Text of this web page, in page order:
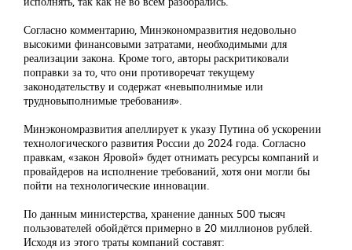
Согласно комментарию, Минэкономразвития недовольно
высокими финансовыми затратами, необходимыми для
реализации закона. Кроме того, авторы раскритиковали
поправки за то, что они противоречат текущему
законодательству и содержат «невыполнимые или
трудновыполнимые требования».
Минэкономразвития апеллирует к указу Путина об ускорении
технологического развития России до 2024 года. Согласно
правкам, «закон Яровой» будет отнимать ресурсы компаний и
провайдеров на исполнение требований, хотя они могли бы
пойти на технологические инновации.
По данным министерства, хранение данных 500 тысяч
пользователей обойдётся примерно в 20 миллионов рублей.
Исходя из этого траты компаний составят: